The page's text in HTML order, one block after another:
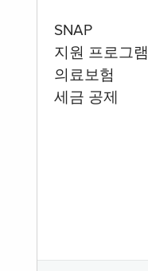
SNAP
지원 프로그램
의료보험
세금 공제